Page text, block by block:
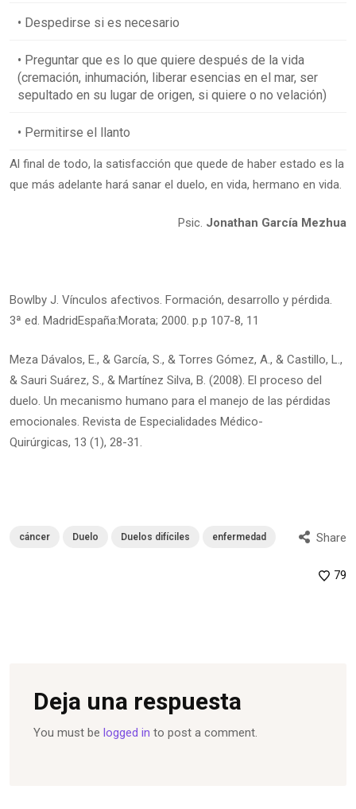
• Despedirse si es necesario
• Preguntar que es lo que quiere después de la vida
(cremación, inhumación, liberar esencias en el mar, ser
sepultado en su lugar de origen, si quiere o no velación)
• Permitirse el llanto
Al final de todo, la satisfacción que quede de haber estado es la
que más adelante hará sanar el duelo, en vida, hermano en vida.
Psic. Jonathan García Mezhua
Bowlby J. Vínculos afectivos. Formación, desarrollo y pérdida.
3ª ed. MadridEspaña:Morata; 2000. p.p 107-8, 11
Meza Dávalos, E., & García, S., & Torres Gómez, A., & Castillo, L.,
& Sauri Suárez, S., & Martínez Silva, B. (2008). El proceso del
duelo. Un mecanismo humano para el manejo de las pérdidas
emocionales. Revista de Especialidades Médico-
Quirúrgicas, 13 (1), 28-31.
cáncer Duelo Duelos difíciles enfermedad Share
79
Deja una respuesta
You must be logged in to post a comment.